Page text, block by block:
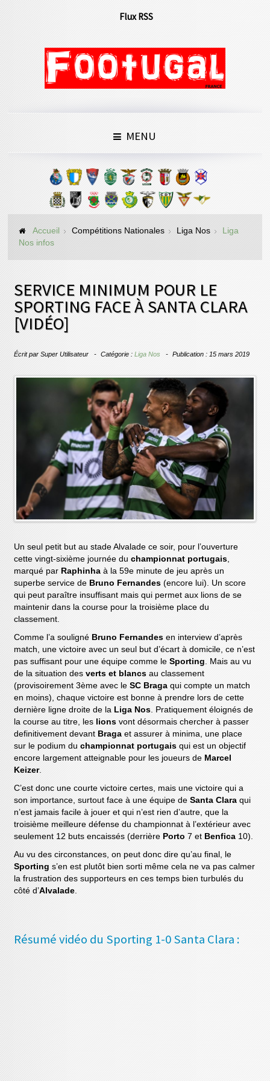
Flux RSS
MENU
Accueil Compétitions Nationales Liga Nos
Liga
Nos infos
SERVICE MINIMUM POUR LE
SPORTING FACE À SANTA CLARA
[VIDÉO]
Écrit parSuper Utilisateur Catégorie :Liga Nos Publication : 15 mars 2019
Un seul petit but au stade Alvalade ce soir, pour l’ouverture
cette vingt-sixième journée duchampionnat portugais
marqué par Raphinhaà la 59e minute de jeu après un
superbe service de Bruno Fernandes (encore lui). Un score
qui peut paraître insuffisant mais qui permet aux lions de se
maintenir dans la course pour la troisième place du
classement.
Comme l’a souligné Bruno Fernandes en interview d’après
match, une victoire avec un seul but d’écart à domicile, ce n’est
pas suffisant pour une équipe comme leSporting . Mais au vu
de la situation desverts et blancs au classement
(provisoirement 3ème avec leSC Braga qui compte un match
en moins), chaque victoire est bonne à prendre lors de cette
dernière ligne droite de la Liga Nos . Pratiquement éloignés de
la course au titre, les lionsvont désormais chercher à passer
definitivement devant Bragaet assurer à minima, une place
sur le podium duchampionnat portugais qui est un objectif
encore largement atteignable pour les joueurs de Marcel
Keizer.
C’est donc une courte victoire certes, mais une victoire qui a
son importance, surtout face à une équipe deSanta Clara qui
n’est jamais facile à jouer et qui n’est rien d’autre, que la
troisième meilleure défense du championnat à l’extérieur avec
seulement 12 buts encaissés (derrière Porto 7 et Benfica 10).
Au vu des circonstances, on peut donc dire qu’au final, le
Sportings’en est plutôt bien sorti même cela ne va pas calmer
la frustration des supporteurs en ces temps bien turbulés du
côté d’Alvalade
Résumé vidéo du Sporting 1-0 Santa Clara :